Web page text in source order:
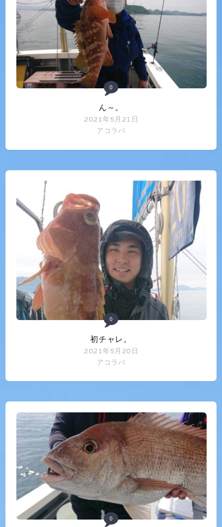
0
ん～。
2021年5月21日
アコラバ
0
初チャレ。
2021年5月20日
アコラバ
0